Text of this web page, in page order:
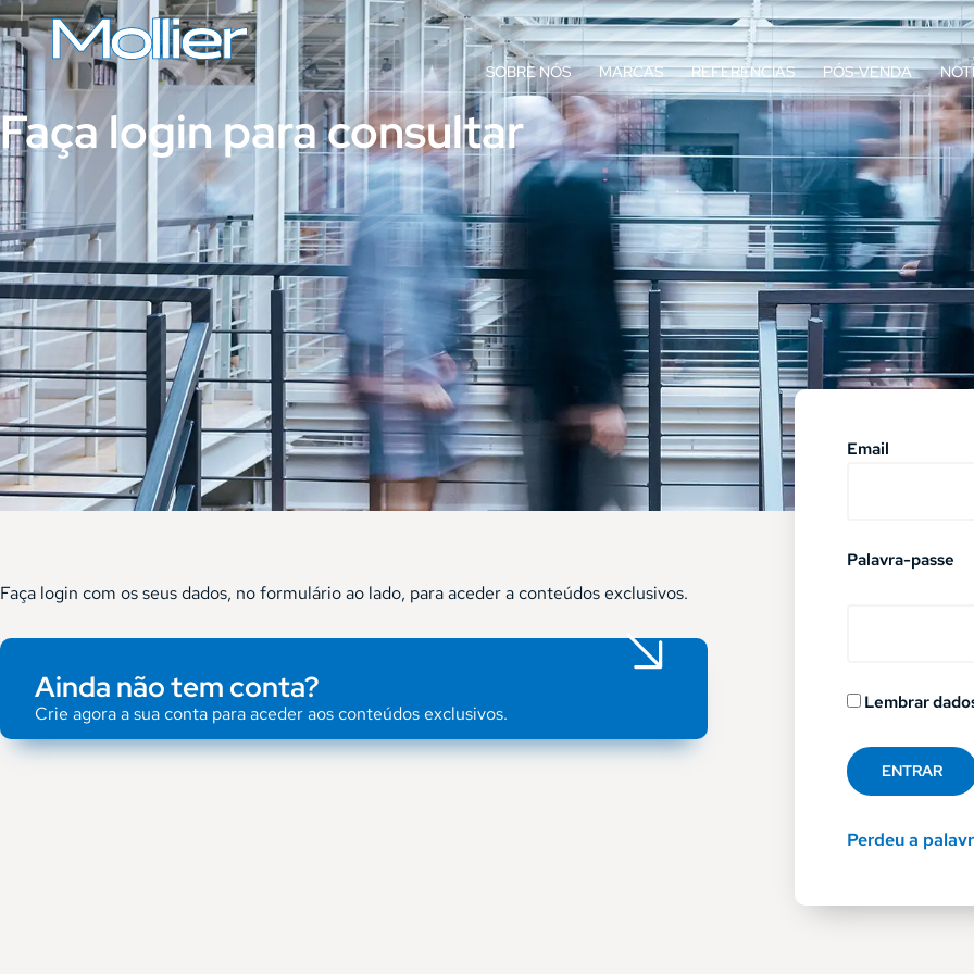
SOBRE NÓS MARCAS REFERÊNCIAS PÓS-VENDA
Faça login para consultar
Faça login com os seus dados, no formulário ao lado, para aceder a conteúdos exclusivos.
Ainda não tem conta?
Crie agora a sua conta para aceder aos conteúdos exclusivos.
Email
Palavra-passe
Lembrar
Perdeu a